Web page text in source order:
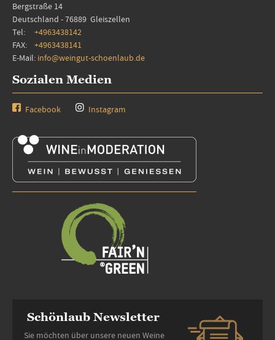
Bergstraße 14
Deutschland - 76889 Gleiszellen
Tel: +4963438142
FAX: +4963438141
E-Mail: info@weingut-schoenlaub.de
Sozialen Medien
Facebook Instagram
Schönlaub Newsletter
Sie möchten über unsere neuen Weine